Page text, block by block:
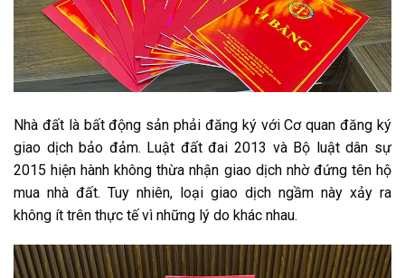
Nhà đất là bất động sản phải đăng ký với Cơ quan đăng ký
giao dịch bảo đảm. Luật đất đai 2013 và Bộ luật dân sự
2015 hiện hành không thừa nhận giao dịch nhờ đứng tên hộ
mua nhà đất. Tuy nhiên, loại giao dịch ngầm này xảy ra
không ít trên thực tế vì những lý do khác nhau.